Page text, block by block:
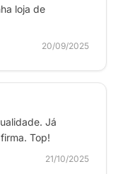
assiste a
para
para um encaixe
gole uma
as fases
Mais do que
colecionador que
loja de
20/09/2025
Já
Top!
21/10/2025